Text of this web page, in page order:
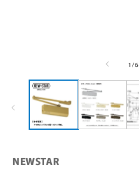
開
1/の
6
NEWSTAR